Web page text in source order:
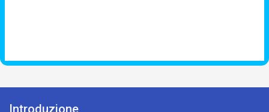
Introduzione